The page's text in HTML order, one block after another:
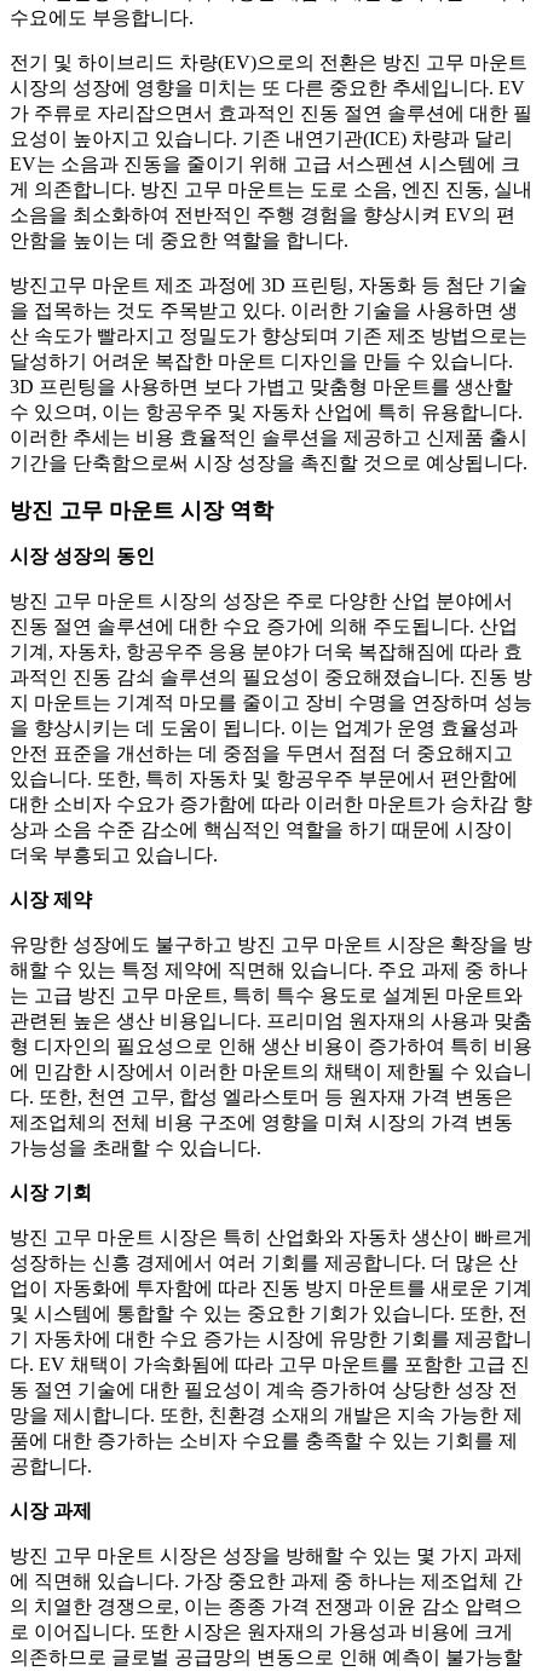
수요에도 부응합니다.
전기 및 하이브리드 차량(EV)으로의 전환은 방진 고무 마운트
시장의 성장에 영향을 미치는 또 다른 중요한 추세입니다. EV
가 주류로 자리잡으면서 효과적인 진동 절연 솔루션에 대한 필
요성이 높아지고 있습니다. 기존 내연기관(ICE) 차량과 달리
EV는 소음과 진동을 줄이기 위해 고급 서스펜션 시스템에 크
게 의존합니다. 방진 고무 마운트는 도로 소음, 엔진 진동, 실내
소음을 최소화하여 전반적인 주행 경험을 향상시켜 EV의 편
안함을 높이는 데 중요한 역할을 합니다.
방진고무 마운트 제조 과정에 3D 프린팅, 자동화 등 첨단 기술
을 접목하는 것도 주목받고 있다. 이러한 기술을 사용하면 생
산 속도가 빨라지고 정밀도가 향상되며 기존 제조 방법으로는
달성하기 어려운 복잡한 마운트 디자인을 만들 수 있습니다.
3D 프린팅을 사용하면 보다 가볍고 맞춤형 마운트를 생산할
수 있으며, 이는 항공우주 및 자동차 산업에 특히 유용합니다.
이러한 추세는 비용 효율적인 솔루션을 제공하고 신제품 출시
기간을 단축함으로써 시장 성장을 촉진할 것으로 예상됩니다.
방진 고무 마운트 시장 역학
시장 성장의 동인
방진 고무 마운트 시장의 성장은 주로 다양한 산업 분야에서
진동 절연 솔루션에 대한 수요 증가에 의해 주도됩니다. 산업
기계, 자동차, 항공우주 응용 분야가 더욱 복잡해짐에 따라 효
과적인 진동 감쇠 솔루션의 필요성이 중요해졌습니다. 진동 방
지 마운트는 기계적 마모를 줄이고 장비 수명을 연장하며 성능
을 향상시키는 데 도움이 됩니다. 이는 업계가 운영 효율성과
안전 표준을 개선하는 데 중점을 두면서 점점 더 중요해지고
있습니다. 또한, 특히 자동차 및 항공우주 부문에서 편안함에
대한 소비자 수요가 증가함에 따라 이러한 마운트가 승차감 향
상과 소음 수준 감소에 핵심적인 역할을 하기 때문에 시장이
더욱 부흥되고 있습니다.
시장 제약
유망한 성장에도 불구하고 방진 고무 마운트 시장은 확장을 방
해할 수 있는 특정 제약에 직면해 있습니다. 주요 과제 중 하나
는 고급 방진 고무 마운트, 특히 특수 용도로 설계된 마운트와
관련된 높은 생산 비용입니다. 프리미엄 원자재의 사용과 맞춤
형 디자인의 필요성으로 인해 생산 비용이 증가하여 특히 비용
에 민감한 시장에서 이러한 마운트의 채택이 제한될 수 있습니
다. 또한, 천연 고무, 합성 엘라스토머 등 원자재 가격 변동은
제조업체의 전체 비용 구조에 영향을 미쳐 시장의 가격 변동
가능성을 초래할 수 있습니다.
시장 기회
방진 고무 마운트 시장은 특히 산업화와 자동차 생산이 빠르게
성장하는 신흥 경제에서 여러 기회를 제공합니다. 더 많은 산
업이 자동화에 투자함에 따라 진동 방지 마운트를 새로운 기계
및 시스템에 통합할 수 있는 중요한 기회가 있습니다. 또한, 전
기 자동차에 대한 수요 증가는 시장에 유망한 기회를 제공합니
다. EV 채택이 가속화됨에 따라 고무 마운트를 포함한 고급 진
동 절연 기술에 대한 필요성이 계속 증가하여 상당한 성장 전
망을 제시합니다. 또한, 친환경 소재의 개발은 지속 가능한 제
품에 대한 증가하는 소비자 수요를 충족할 수 있는 기회를 제
공합니다.
시장 과제
방진 고무 마운트 시장은 성장을 방해할 수 있는 몇 가지 과제
에 직면해 있습니다. 가장 중요한 과제 중 하나는 제조업체 간
의 치열한 경쟁으로, 이는 종종 가격 전쟁과 이윤 감소 압력으
로 이어집니다. 또한 시장은 원자재의 가용성과 비용에 크게
의존하므로 글로벌 공급망의 변동으로 인해 예측이 불가능할